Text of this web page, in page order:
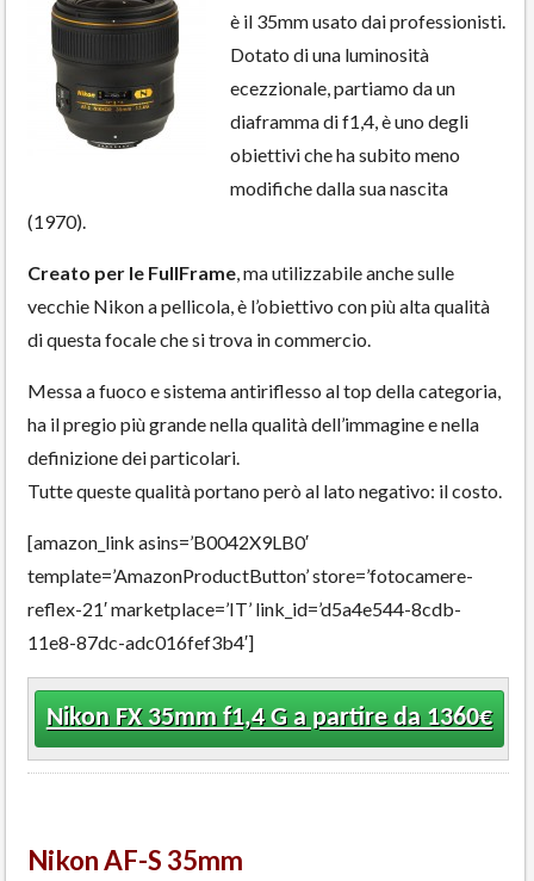
è il 35mm usato dai professionisti.
Dotato di una luminosità
ecezzionale, partiamo da un
diaframma di f1,4, è uno degli
obiettivi che ha subito meno
modifiche dalla sua nascita
(1970).
Creato per le FullFrame, ma utilizzabile anche sulle
vecchie Nikon a pellicola, è l’obiettivo con più alta qualità
di questa focale che si trova in commercio.
Messa a fuoco e sistema antiriflesso al top della categoria,
ha il pregio più grande nella qualità dell’immagine e nella
definizione dei particolari.
Tutte queste qualità portano però al lato negativo: il costo.
[amazon_link asins=’B0042X9LB0′
template=’AmazonProductButton’ store=’fotocamere-
reflex-21′ marketplace=’IT’ link_id=’d5a4e544-8cdb-
11e8-87dc-adc016fef3b4′]
Nikon FX 35mm f1,4 G a partire da 1360€
Nikon AF-S 35mm